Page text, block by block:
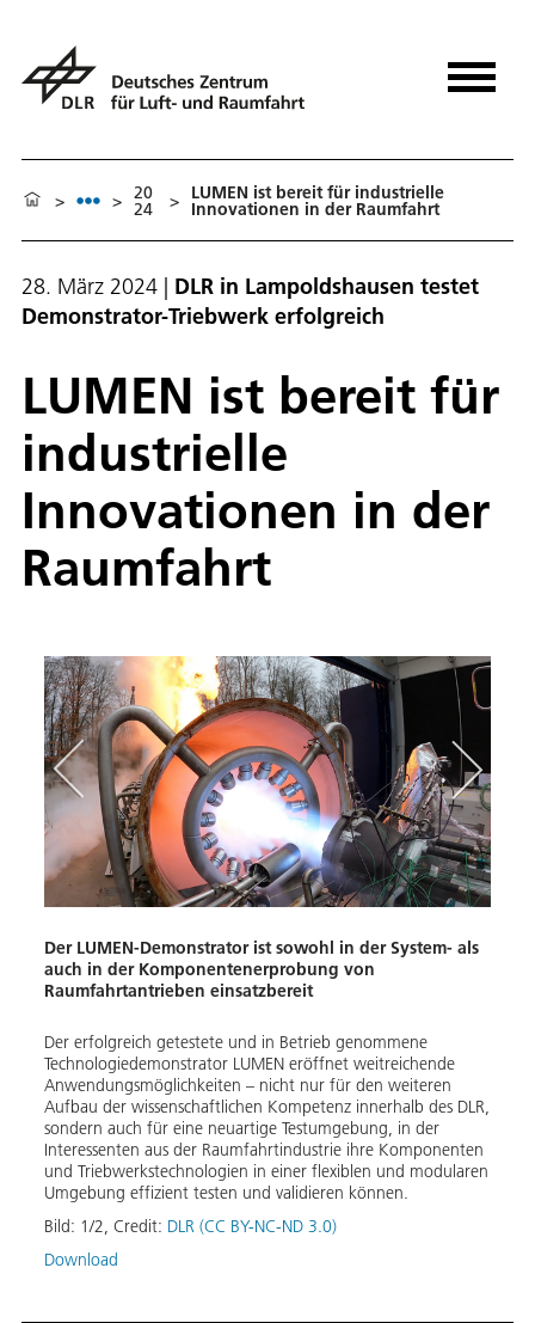
> > 20
24 > LUMEN ist bereit für industrielle
Innovationen in der Raumfahrt
28. März 2024 | DLR in Lampoldshausen testet
Demonstrator-Triebwerk erfolgreich
LUMEN ist bereit für
industrielle
Innovationen in der
Raumfahrt
Der LUMEN-Demonstrator ist sowohl in der System- als
auch in der Komponentenerprobung von
Raumfahrtantrieben einsatzbereit
Der erfolgreich getestete und in Betrieb genommene
Technologiedemonstrator LUMEN eröffnet weitreichende
Anwendungsmöglichkeiten – nicht nur für den weiteren
Aufbau der wissenschaftlichen Kompetenz innerhalb des DLR,
sondern auch für eine neuartige Testumgebung, in der
Interessenten aus der Raumfahrtindustrie ihre Komponenten
und Triebwerkstechnologien in einer flexiblen und modularen
Umgebung effizient testen und validieren können.
Bild: 1/2, Credit: DLR (CC BY-NC-ND 3.0)
Download